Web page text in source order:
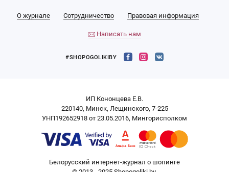
О журнале Сотрудничество Правовая информация
Написать нам
#SHOPOGOLIKIBY
ИП Кононцева Е.В.
220140, Минск, Лещинского, 7-225
УНП192652918 от 23.05.2016, Мингорисполком
Белорусский интернет-журнал о шопинге